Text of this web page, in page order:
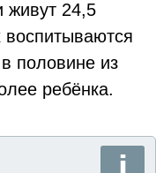
живут 24,5
половине из
ребёнка.